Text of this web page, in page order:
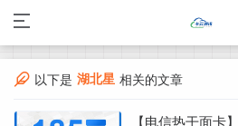
以下是 湖北星 相关的文章
【电信热干面卡